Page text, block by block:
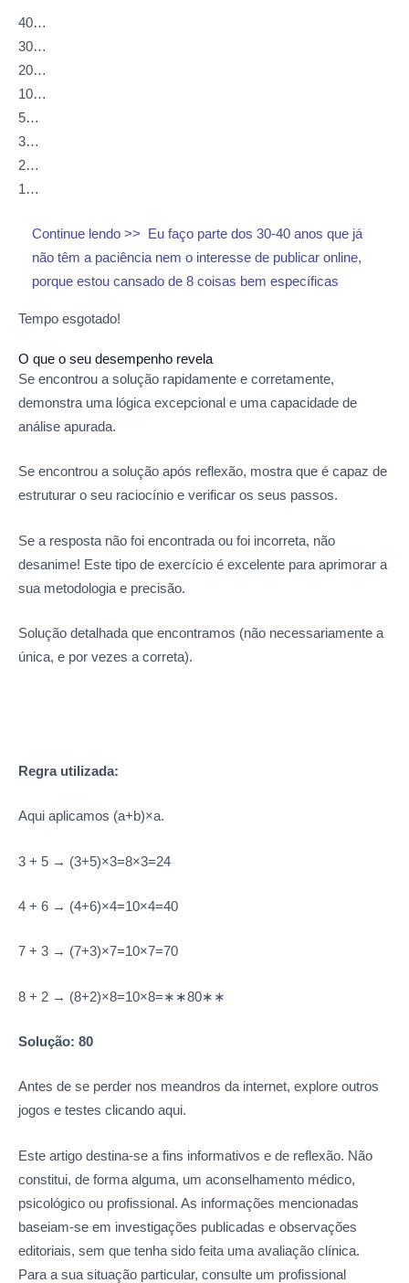
40…
30…
20…
10…
5…
3…
2…
1…
Continue lendo >>
Eu faço parte dos 30-40 anos que já
não têm a paciência nem o interesse de publicar online,
porque estou cansado de 8 coisas bem específicas
Tempo esgotado!
O que o seu desempenho revela
Se encontrou a solução rapidamente e corretamente,
demonstra uma lógica excepcional e uma capacidade de
análise apurada.
Se encontrou a solução após reflexão, mostra que é capaz de
estruturar o seu raciocínio e verificar os seus passos.
Se a resposta não foi encontrada ou foi incorreta, não
desanime! Este tipo de exercício é excelente para aprimorar a
sua metodologia e precisão.
Solução detalhada que encontramos (não necessariamente a
única, e por vezes a correta).
Regra utilizada:
Aqui aplicamos (a+b)×a.
3 + 5 → (3+5)×3=8×3=24
4 + 6 → (4+6)×4=10×4=40
7 + 3 → (7+3)×7=10×7=70
8 + 2 → (8+2)×8=10×8=∗ ∗80∗ ∗
Solução: 80
Antes de se perder nos meandros da internet, explore outros
jogos e testes clicando aqui.
Este artigo destina-se a fins informativos e de reflexão. Não
constitui, de forma alguma, um aconselhamento médico,
psicológico ou profissional. As informações mencionadas
baseiam-se em investigações publicadas e observações
editoriais, sem que tenha sido feita uma avaliação clínica.
Para a sua situação particular, consulte um profissional